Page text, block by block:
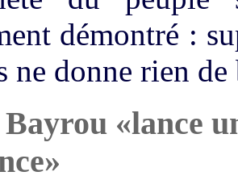
démontré :
ne donne rien
«lance